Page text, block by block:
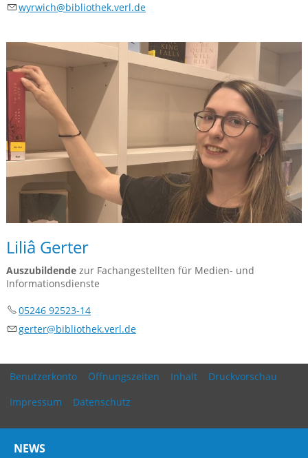
wyrw ch b bl th k v rl d
Liliâ Gerter
Auszubildendezur Fachangestellten für Medien- und
Informationsdienste
05246 92523-14
g rt r b bl th k v rl d
Benutzerkonto Öffnungszeiten Inhalt
Druckvorschau
Impressum
Datenschutz
NEWS